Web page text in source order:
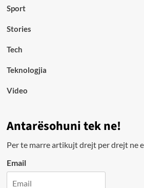
Sport
Stories
Tech
Teknologjia
Video
Antarësohuni tek ne!
Per te marre artikujt drejt per drejt ne
Email